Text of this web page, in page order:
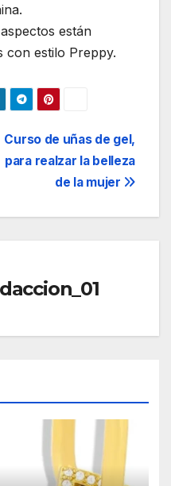
están
con estilo Preppy.
Curso de uñas de gel,
para realzar la belleza
de la mujer